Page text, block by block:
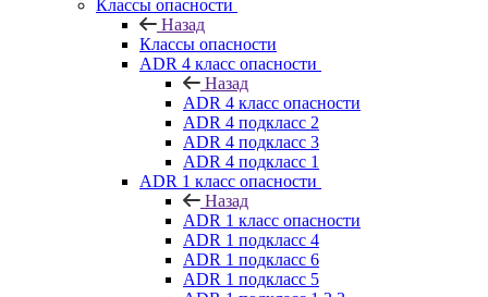
Классы опасности
Назад
Классы опасности
ADR 4 класс опасности
Назад
ADR 4 класс опасности
ADR 4 подкласс 2
ADR 4 подкласс 3
ADR 4 подкласс 1
ADR 1 класс опасности
Назад
ADR 1 класс опасности
ADR 1 подкласс 4
ADR 1 подкласс 6
ADR 1 подкласс 5